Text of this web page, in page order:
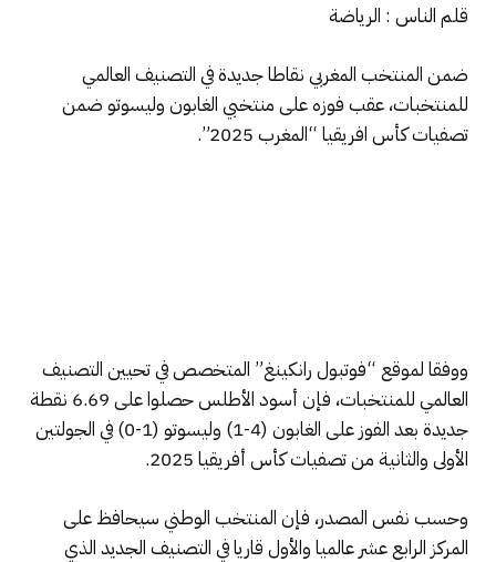
قلم الناس : الرياضة
ضمن المنتخب المغربي نقاطا جديدة في التصنيف العالمي
للمنتخبات، عقب فوزه على منتخبي الغابون وليسوتو ضمن
تصفيات كأس افريقيا “المغرب 2025”.
ووفقا لموقع “فوتبول رانكينغ” المتخصص في تحيين التصنيف
العالمي للمنتخبات، فإن أسود الأطلس حصلوا على 6.69 نقطة
جديدة بعد الفوز على الغابون (4-1) وليسوتو (1-0) في الجولتين
الأولى والثانية من تصفيات كأس أفريقيا 2025.
وحسب نفس المصدر، فإن المنتخب الوطني سيحافظ على
المركز الرابع عشر عالميا والأول قاريا في التصنيف الجديد الذي